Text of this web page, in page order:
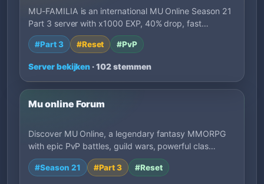
MU-FAMILIA is an international MU Online Season 21
Part 3 server with x1000 EXP, 40% drop, fast…
#Part 3 #Reset #PvP
Server bekijken · 102 stemmen
Mu online Forum
Discover MU Online, a legendary fantasy MMORPG
with epic PvP battles, guild wars, powerful clas…
#Season 21 #Part 3 #Reset